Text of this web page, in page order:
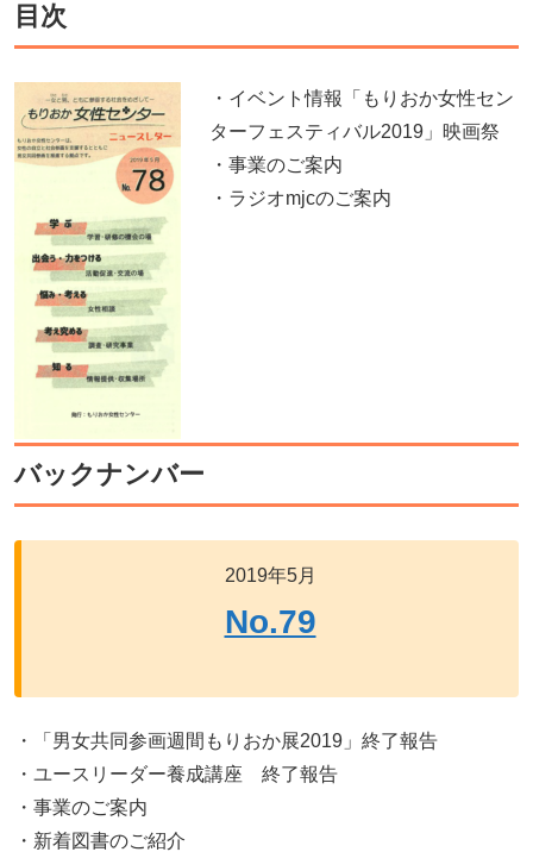
目次
・イベント情報「もりおか女性セン
ターフェスティバル2019」映画祭
・事業のご案内
・ラジオmjcのご案内
バックナンバー
2019年5月
No.79
・「男女共同参画週間もりおか展2019」終了報告
・ユースリーダー養成講座 終了報告
・事業のご案内
・新着図書のご紹介